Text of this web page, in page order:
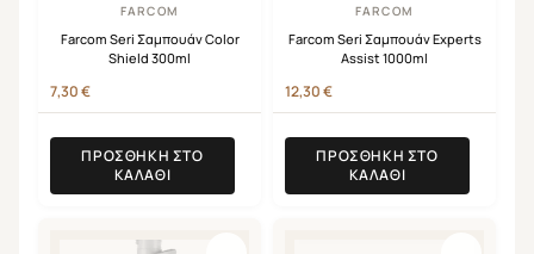
FARCOM
Farcom Seri Σαμπουάν Color
Shield 300ml
7,30€
ΠΡΟΣΘΉΚΗ ΣΤΟ
ΚΑΛΆΘΙ
FARCOM
Farcom Seri Σαμπουάν Experts
Assist 1000ml
12,30€
ΠΡΟΣΘΉΚΗ ΣΤΟ
ΚΑΛΆΘΙ